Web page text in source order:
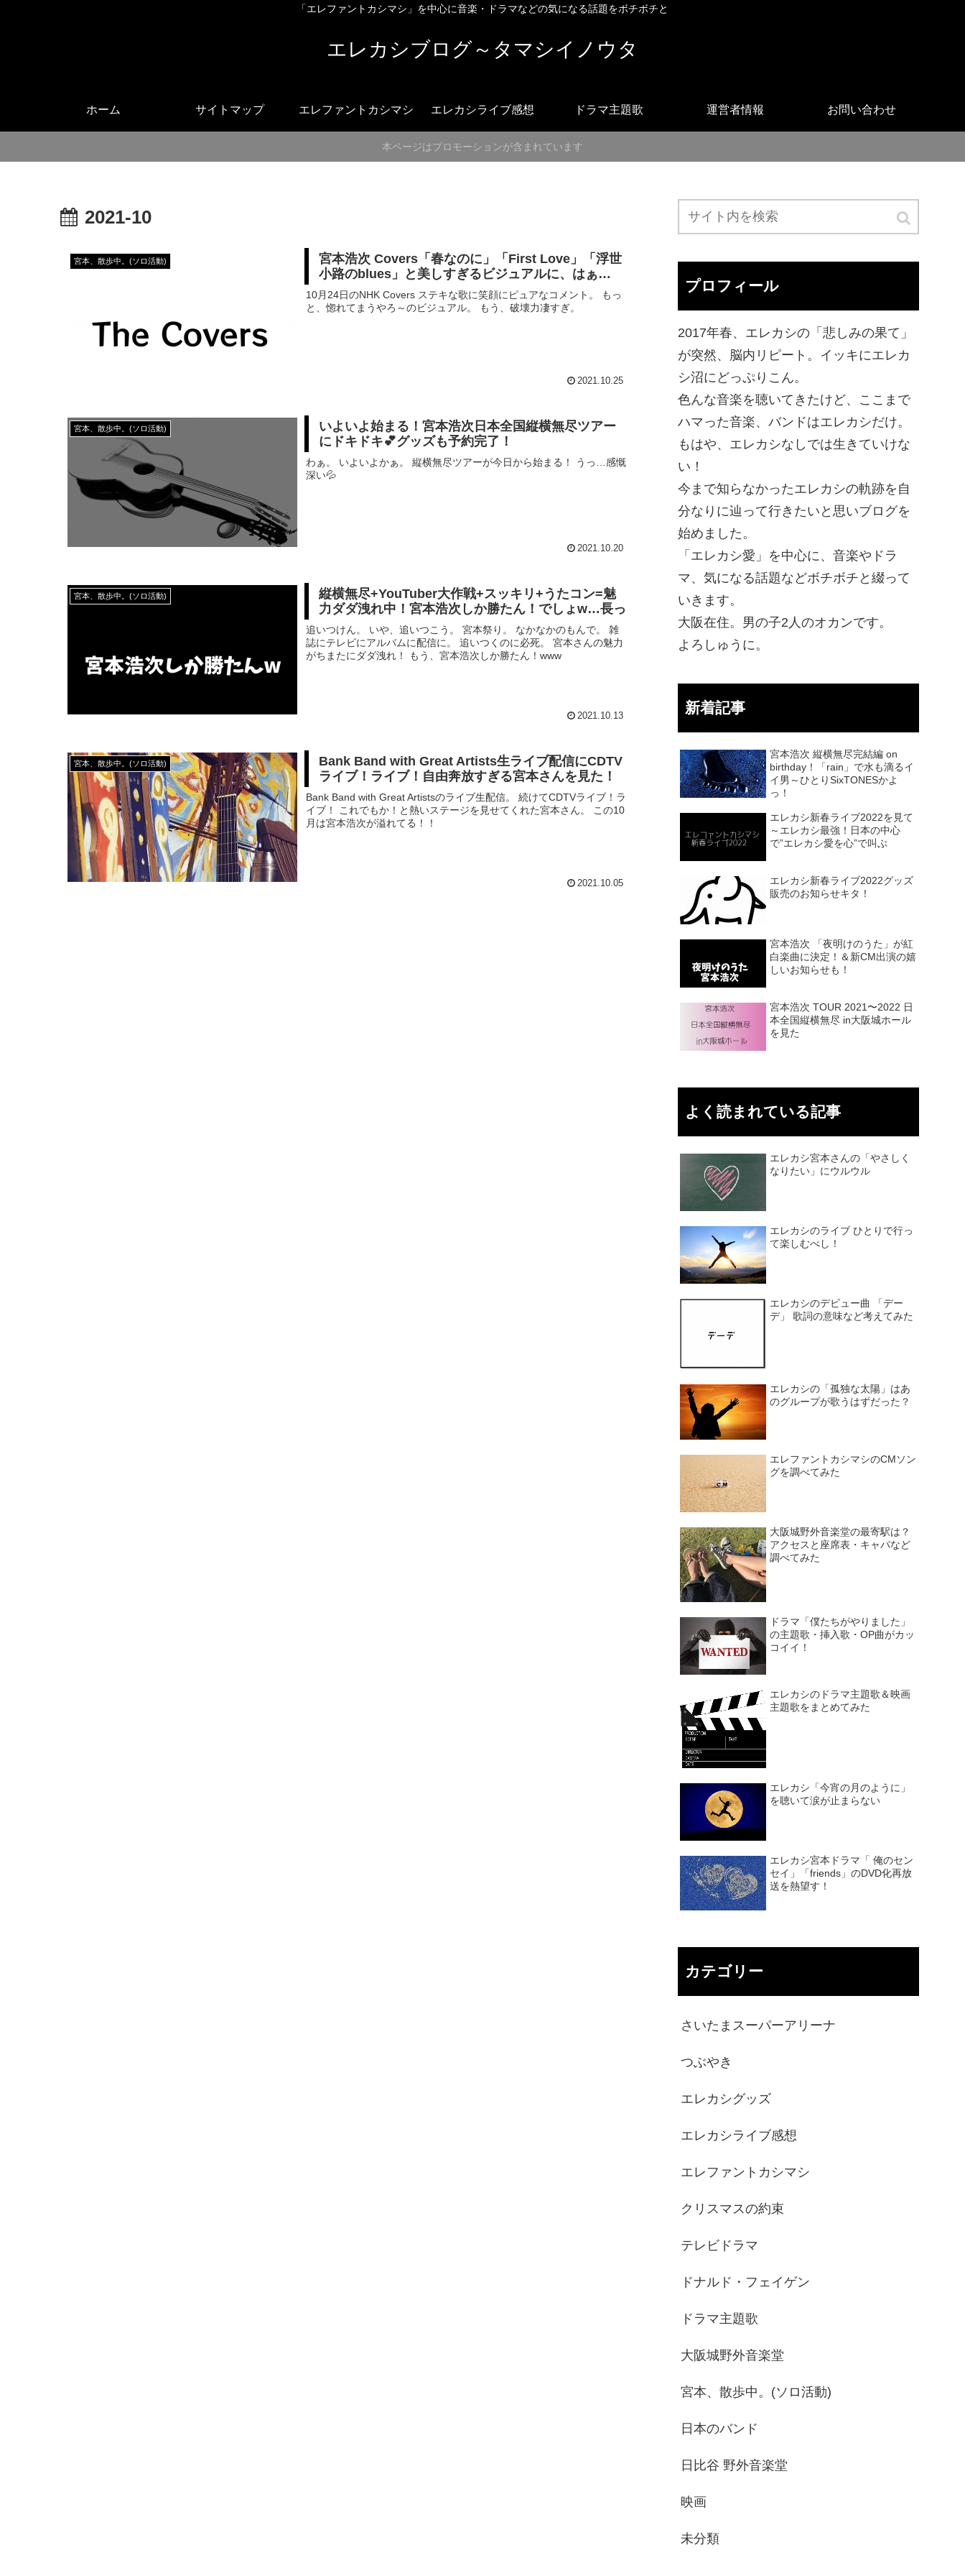
「エレファントカシマシ」を中心に音楽・ドラマなどの気になる話題をボチボチと
エレカシブログ～タマシイノウタ
ホーム サイトマップ エレファントカシマシ エレカシライブ感想 ドラマ主題歌 運営者情報 お問い合わせ
本ページはプロモーションが含まれています
2021-10
宮本、散歩中。(ソロ活動)
宮本浩次 Covers「春なのに」「First Love」「浮世
小路のblues」と美しすぎるビジュアルに、はぁ…
10月24日のNHK Covers ステキな歌に笑顔にピュアなコメント。 もっ
と、惚れてまうやろ～のビジュアル。 もう、破壊力凄すぎ。
2021.10.25
宮本、散歩中。(ソロ活動)
いよいよ始まる！宮本浩次日本全国縦横無尽ツアー
にドキドキ💕グッズも予約完了！
わぁ。 いよいよかぁ。 縦横無尽ツアーが今日から始まる！ うっ…感慨
深い💦
2021.10.20
宮本、散歩中。(ソロ活動)
縦横無尽+YouTuber大作戦+スッキリ+うたコン=魅
力ダダ洩れ中！宮本浩次しか勝たん！でしょw…長っ
追いつけん。 いや、追いつこう。 宮本祭り。 なかなかのもんで。 雑
誌にテレビにアルバムに配信に。 追いつくのに必死。 宮本さんの魅力
がちまたにダダ洩れ！ もう、宮本浩次しか勝たん！www
2021.10.13
宮本、散歩中。(ソロ活動)
Bank Band with Great Artists生ライブ配信にCDTV
ライブ！ライブ！自由奔放すぎる宮本さんを見た！
Bank Band with Great Artistsのライブ生配信。 続けてCDTVライブ！ラ
イブ！ これでもか！と熱いステージを見せてくれた宮本さん。 この10
月は宮本浩次が溢れてる！！
2021.10.05
プロフィール
2017年春、エレカシの「悲しみの果て」
が突然、脳内リピート。イッキにエレカ
シ沼にどっぷりこん。
色んな音楽を聴いてきたけど、ここまで
ハマった音楽、バンドはエレカシだけ。
もはや、エレカシなしでは生きていけな
い！
今まで知らなかったエレカシの軌跡を自
分なりに辿って行きたいと思いブログを
始めました。
「エレカシ愛」を中心に、音楽やドラ
マ、気になる話題などボチボチと綴って
いきます。
大阪在住。男の子2人のオカンです。
よろしゅうに。
新着記事
宮本浩次 縦横無尽完結編 on
birthday！「rain」で水も滴るイ
イ男～ひとりSixTONESかよ
っ！
エレカシ新春ライブ2022を見て
～エレカシ最強！日本の中心
で”エレカシ愛を心”で叫ぶ
エレカシ新春ライブ2022グッズ
販売のお知らせキタ！
宮本浩次 「夜明けのうた」が紅
白楽曲に決定！＆新CM出演の嬉
しいお知らせも！
宮本浩次 TOUR 2021〜2022 日
本全国縦横無尽 in大阪城ホール
を見た
よく読まれている記事
エレカシ宮本さんの「やさしく
なりたい」にウルウル
エレカシのライブ ひとりで行っ
て楽しむべし！
エレカシのデビュー曲 「デー
デ」 歌詞の意味など考えてみた
エレカシの「孤独な太陽」はあ
のグループが歌うはずだった？
エレファントカシマシのCMソン
グを調べてみた
大阪城野外音楽堂の最寄駅は？
アクセスと座席表・キャパなど
調べてみた
ドラマ「僕たちがやりました」
の主題歌・挿入歌・OP曲がカッ
コイイ！
エレカシのドラマ主題歌＆映画
主題歌をまとめてみた
エレカシ「今宵の月のように」
を聴いて涙が止まらない
エレカシ宮本ドラマ「 俺のセン
セイ」「friends」のDVD化再放
送を熱望す！
カテゴリー
さいたまスーパーアリーナ
つぶやき
エレカシグッズ
エレカシライブ感想
エレファントカシマシ
クリスマスの約束
テレビドラマ
ドナルド・フェイゲン
ドラマ主題歌
大阪城野外音楽堂
宮本、散歩中。(ソロ活動)
日本のバンド
日比谷 野外音楽堂
映画
未分類